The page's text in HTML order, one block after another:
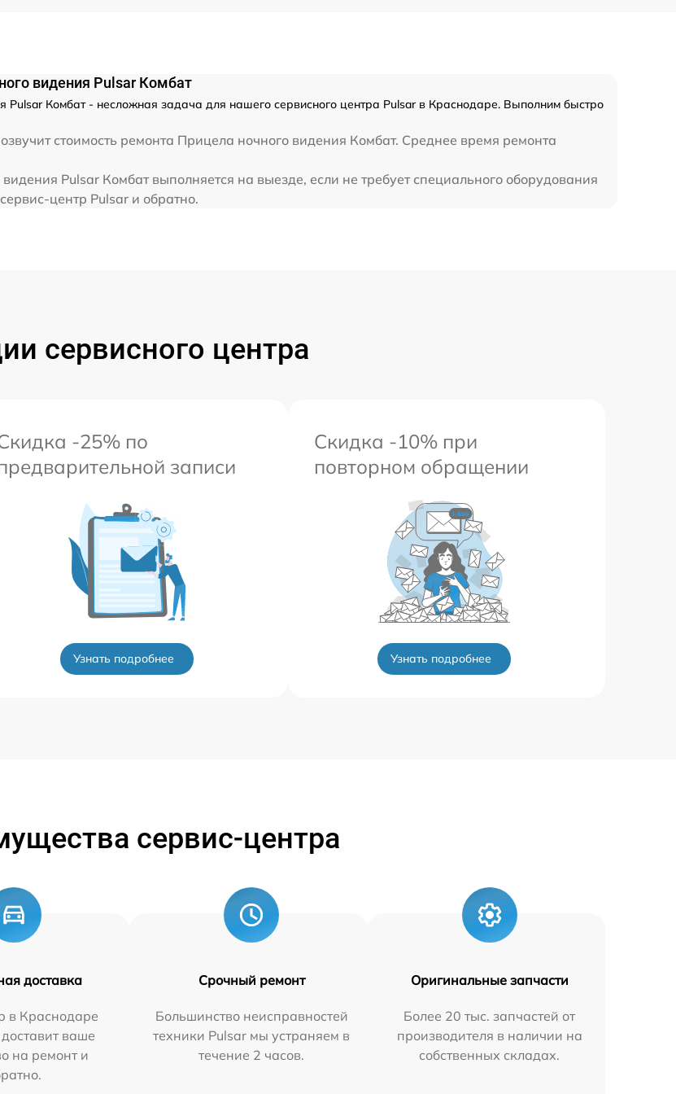
видения Pulsar Комбат
Pulsar Комбат - несложная задача для нашего сервисного центра Pulsar в Краснодаре. Выполним быстро
стоимость ремонта Прицела ночного видения Комбат. Среднее время ремонта
Pulsar Комбат выполняется на выезде, если не требует специального оборудования
центр Pulsar и обратно.
сервисного центра
-25% по
записи
Узнать подробнее
Скидка -10% при
повторном обращении
Узнать подробнее
сервис-центра
доставка
в Краснодаре
ваше
на ремонт и
Срочный ремонт
Большинство неисправностей
техники Pulsar мы устраняем в
течение 2 часов.
Оригинальные запчасти
Более 20 тыс. запчастей от
производителя в наличии на
собственных складах.